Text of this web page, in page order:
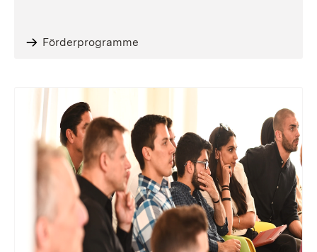
Förderprogramme